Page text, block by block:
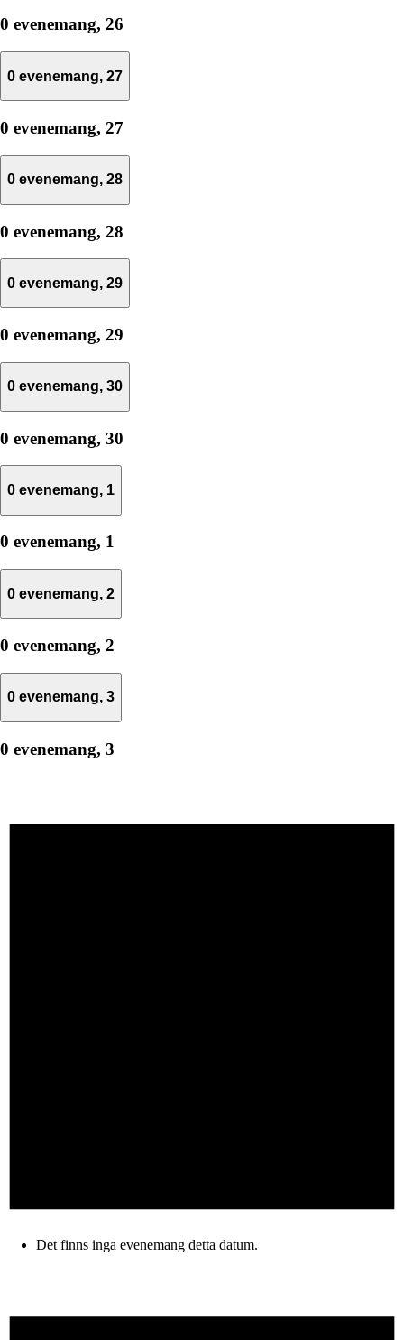
0 evenemang, 26
0 evenemang, 27
0 evenemang, 27
0 evenemang, 28
0 evenemang, 28
0 evenemang, 29
0 evenemang, 29
0 evenemang, 30
0 evenemang, 30
0 evenemang, 1
0 evenemang, 1
0 evenemang, 2
0 evenemang, 2
0 evenemang, 3
0 evenemang, 3
Det finns inga evenemang detta datum.